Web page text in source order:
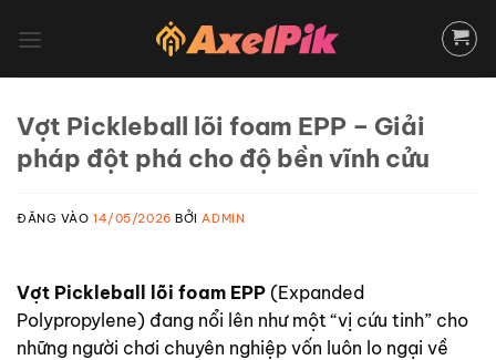
qua
Vợt Pickleball lõi foam EPP – Giải
pháp đột phá cho độ bền vĩnh cửu
ĐĂNG VÀO14/05/2026 BỞIADMIN
Vợt Pickleball lõi foam EPP (Expanded
Polypropylene) đang nổi lên như một “vị cứu tinh” cho
những người chơi chuyên nghiệp vốn luôn lo ngại về